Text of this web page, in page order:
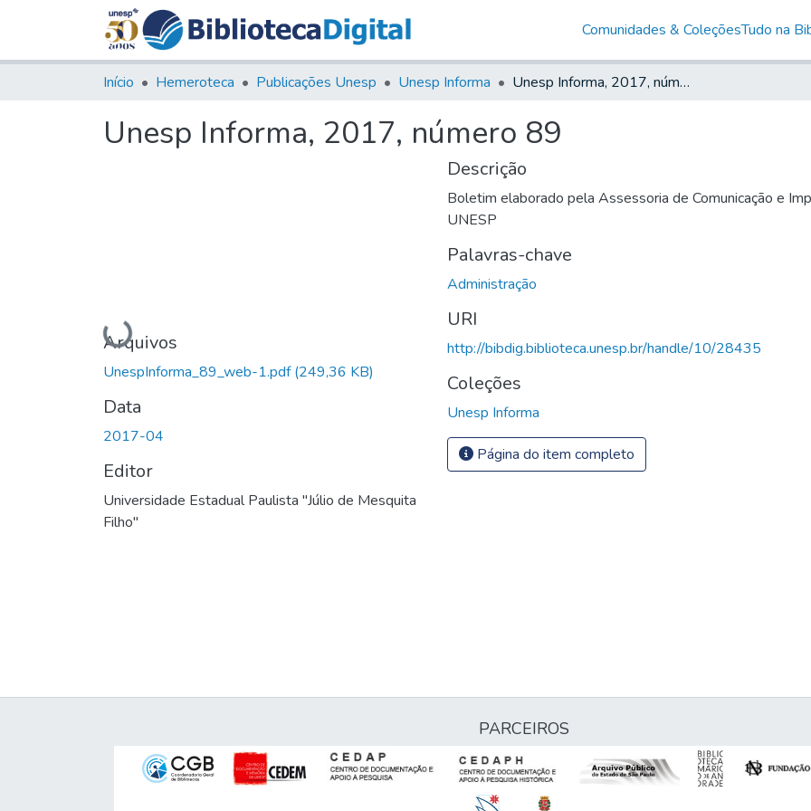
Comunidades & ColeçõesTudo na
Início Hemeroteca Publicações Unesp Unesp Informa Unesp Informa, 2017, número 89
Unesp Informa, 2017, número 89
Carregando...
Arquivos
UnespInforma_89_web-1.pdf(249,36 KB)
Data
2017-04
Editor
Universidade Estadual Paulista "Júlio de Mesquita
Filho"
Descrição
Boletim elaborado pela Assessoria de Comunicação e
UNESP
Palavras-chave
Administração
URI
http://bibdig.biblioteca.unesp.br/handle/10/28435
Coleções
Unesp Informa
Página do item completo
PARCEIROS